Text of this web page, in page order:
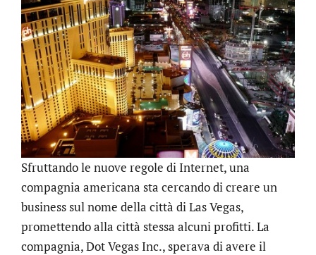
Sfruttando le nuove regole di Internet, una
compagnia americana sta cercando di creare un
business sul nome della città di Las Vegas,
promettendo alla città stessa alcuni profitti. La
compagnia, Dot Vegas Inc., sperava di avere il